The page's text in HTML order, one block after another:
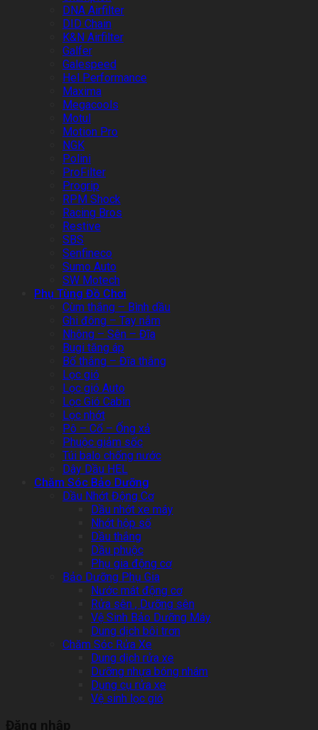
DNA Airfilter
DID Chain
K&N Airfilter
Galfer
Galespeed
Hel Performance
Maxima
Megacools
Motul
Motion Pro
NGK
Polini
ProFilter
Progrip
RPM Shock
Racing Bros
Restive
SBS
Senfineco
Sumo Auto
SW Motech
Phụ Tùng Đồ Chơi
Cùm thắng – Bình dầu
Ghi đông – Tay nắm
Nhông – Sên – Đĩa
Bugi tăng áp
Bố thắng – Đĩa thắng
Lọc gió
Lọc gió Auto
Lọc Gió Cabin
Lọc nhớt
Pô – Cổ – Ống xả
Phuộc giảm sốc
Túi balo chống nước
Dây Dầu HEL
Chăm Sóc Bảo Dưỡng
Dầu Nhớt Động Cơ
Dầu nhớt xe máy
Nhớt hộp số
Dầu thắng
Dầu phuộc
Phụ gia động cơ
Bảo Dưỡng Phụ Gia
Nước mát động cơ
Rửa sên , Dưỡng sên
Vệ Sinh Bảo Dưỡng Máy
Dung dịch bôi trơn
Chăm Sóc Rửa Xe
Dung dịch rửa xe
Dưỡng nhựa bóng nhám
Dụng cụ rửa xe
Vệ sinh lọc gió
Đăng nhập